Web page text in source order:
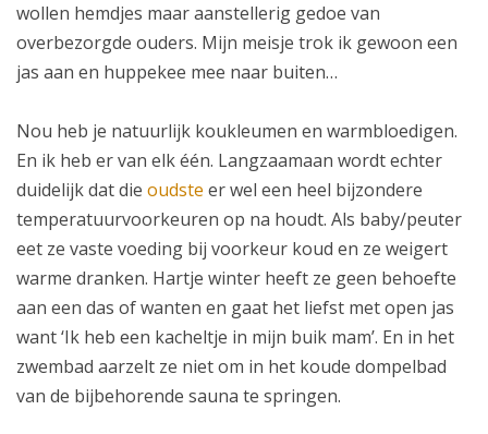
wollen hemdjes maar aanstellerig gedoe van
overbezorgde ouders. Mijn meisje trok ik gewoon een
jas aan en huppekee mee naar buiten…
Nou heb je natuurlijk koukleumen en warmbloedigen.
En ik heb er van elk één. Langzaamaan wordt echter
duidelijk dat die oudste er wel een heel bijzondere
temperatuurvoorkeuren op na houdt. Als baby/peuter
eet ze vaste voeding bij voorkeur koud en ze weigert
warme dranken. Hartje winter heeft ze geen behoefte
aan een das of wanten en gaat het liefst met open jas
want ‘Ik heb een kacheltje in mijn buik mam’. En in het
zwembad aarzelt ze niet om in het koude dompelbad
van de bijbehorende sauna te springen.